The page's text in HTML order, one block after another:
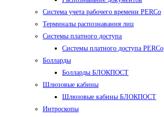
Система учета рабочего времени PERCo
Терминалы распознавания лиц
Cистемы платного доступа
Системы платного доступа PERCo
Болларды
Болларды БЛОКПОСТ
Шлюзовые кабины
Шлюзовые кабины БЛОКПОСТ
Интроскопы